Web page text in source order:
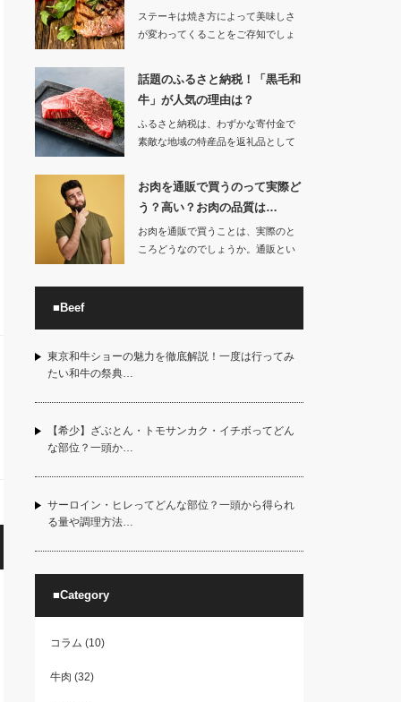
ステーキは焼き方によって美味しさ
が変わってくることをご存知でしょ
話題のふるさと納税！「黒毛和
牛」が人気の理由は？
ふるさと納税は、わずかな寄付金で
素敵な地域の特産品を返礼品として
お肉を通販で買うのって実際ど
う？高い？お肉の品質は…
お肉を通販で買うことは、実際のと
ころどうなのでしょうか。通販とい
■Beef
東京和牛ショーの魅力を徹底解説！一度は行ってみ
たい和牛の祭典…
【希少】ざぶとん・トモサンカク・イチボってどん
な部位？一頭か…
サーロイン・ヒレってどんな部位？一頭から得られ
る量や調理方法…
■Category
コラム (10)
牛肉 (32)